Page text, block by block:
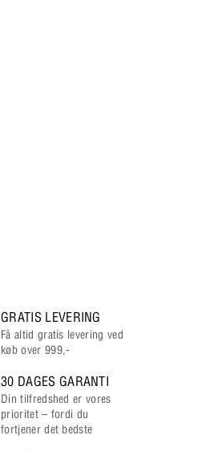
GRATIS LEVERING
Få altid gratis levering ved
køb over 999,-
30 DAGES GARANTI
Din tilfredshed er vores
prioritet – fordi du
fortjener det bedste